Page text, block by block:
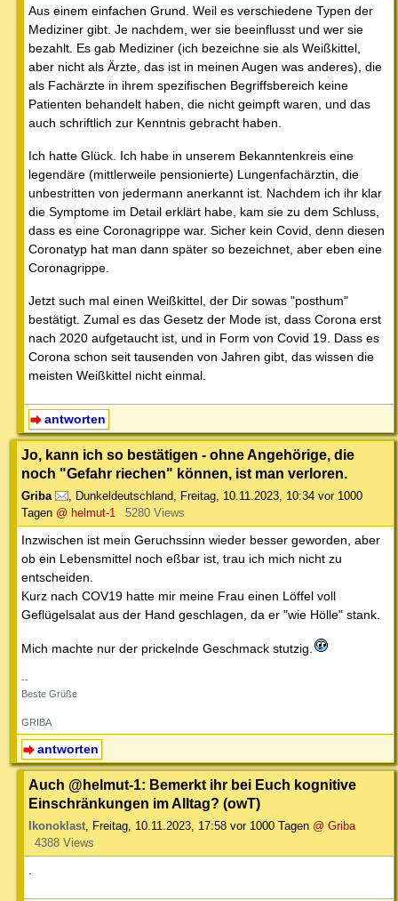
Aus einem einfachen Grund. Weil es verschiedene Typen der
Mediziner gibt. Je nachdem, wer sie beeinflusst und wer sie
bezahlt. Es gab Mediziner (ich bezeichne sie als Weißkittel,
aber nicht als Ärzte, das ist in meinen Augen was anderes), die
als Fachärzte in ihrem spezifischen Begriffsbereich keine
Patienten behandelt haben, die nicht geimpft waren, und das
auch schriftlich zur Kenntnis gebracht haben.
Ich hatte Glück. Ich habe in unserem Bekanntenkreis eine
legendäre (mittlerweile pensionierte) Lungenfachärztin, die
unbestritten von jedermann anerkannt ist. Nachdem ich ihr klar
die Symptome im Detail erklärt habe, kam sie zu dem Schluss,
dass es eine Coronagrippe war. Sicher kein Covid, denn diesen
Coronatyp hat man dann später so bezeichnet, aber eben eine
Coronagrippe.
Jetzt such mal einen Weißkittel, der Dir sowas "posthum"
bestätigt. Zumal es das Gesetz der Mode ist, dass Corona erst
nach 2020 aufgetaucht ist, und in Form von Covid 19. Dass es
Corona schon seit tausenden von Jahren gibt, das wissen die
meisten Weißkittel nicht einmal.
antworten
Jo, kann ich so bestätigen - ohne Angehörige, die
noch "Gefahr riechen" können, ist man verloren.
Griba , Dunkeldeutschland, Freitag, 10.11.2023, 10:34 vor 1000
Tagen @ helmut-1 5280 Views
Inzwischen ist mein Geruchssinn wieder besser geworden, aber
ob ein Lebensmittel noch eßbar ist, trau ich mich nicht zu
entscheiden.
Kurz nach COV19 hatte mir meine Frau einen Löffel voll
Geflügelsalat aus der Hand geschlagen, da er "wie Hölle" stank.
Mich machte nur der prickelnde Geschmack stutzig.
--
Beste Grüße
GRIBA
antworten
Auch @helmut-1: Bemerkt ihr bei Euch kognitive
Einschränkungen im Alltag? (owT)
Ikonoklast Freitag, 10.11.2023, 17:58 vor 1000 Tagen @ Griba
4388 Views